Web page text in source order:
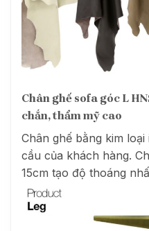
Chân ghế sofa góc L
chắn, thẩm mỹ cao
Chân ghế bằng kim
cầu của khách hàng.
15cm tạo độ thoáng